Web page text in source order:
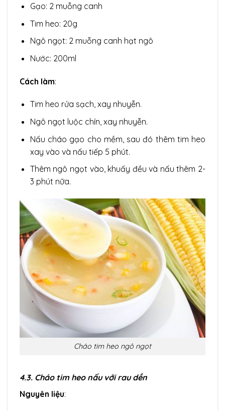
Gạo: 2 muỗng canh
Tim heo: 20g
Ngô ngọt: 2 muỗng canh hạt ngô
Nước: 200ml
Cách làm:
Tim heo rửa sạch, xay nhuyễn.
Ngô ngọt luộc chín, xay nhuyễn.
Nấu cháo gạo cho mềm, sau đó thêm tim heo
xay vào và nấu tiếp 5 phút.
Thêm ngô ngọt vào, khuấy đều và nấu thêm 2-
3 phút nữa.
Cháo tim heo ngô ngọt
4.3. Cháo tim heo nấu với rau dền
Nguyên liệu: